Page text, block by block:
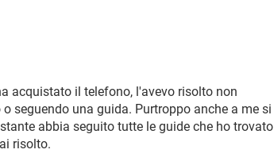
acquistato il telefono, l'avevo risolto non
seguendo una guida. Purtroppo anche a me si
abbia seguito tutte le guide che ho trovato
risolto.